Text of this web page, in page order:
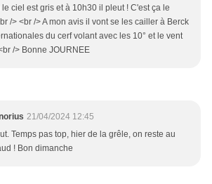
ciel est gris et à 10h30 il pleut ! C'est ça le
/> <br /> A mon avis il vont se les cailler à Berck
du cerf volant avec les 10° et le vent
/> Bonne JOURNEE
21/04/2024 12:45
Temps pas top, hier de la grêle, on reste au
! Bon dimanche